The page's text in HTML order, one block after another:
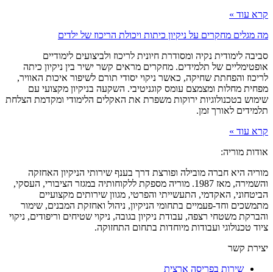
קרא עוד »
מה מגלים מחקרים על ניקיון כיתות ויכולת הריכוז של ילדים
סביבה לימודית נקיה ומסודרת חיונית לריכוז ולביצועים לימודיים
אופטימליים של תלמידים. מחקרים מראים קשר ישיר בין ניקיון כיתה
לריכוז והפחתת שחיקה, כאשר ניקוי יסודי תורם לשיפור איכות האוויר,
מפחית מחלות ומצמצם עומס קוגניטיבי. השקעה בניקיון מקצועי עם
שימוש בטכנולוגיות ירוקות משפרת את האקלים הלימודי ומקדמת הצלחת
תלמידים לאורך זמן.
קרא עוד »
אודות מוריה:
מוריה היא חברה מובילה ופורצת דרך בענף שירותי הניקיון האחזקה
והשמירה, מאז 1987. מוריה מספקת ללקוחותיה במגזר הציבורי, העסקי,
הביטחוני, האקדמי, התעשייתי והפרטי, מגוון שירותים מקצועיים
מתמשכים וחד-פעמיים בתחומי הניקיון, ניהול ואחזקת המבנים, שימור
והברקת משטחי רצפה, עבודת ניקיון בגובה, ניקוי שטיחים וריפודים, ניקוי
ציוד טכנולוגי ועבודות מיוחדות בתחום התחזוקה.
יצירת קשר
שירות בפריסה ארצית